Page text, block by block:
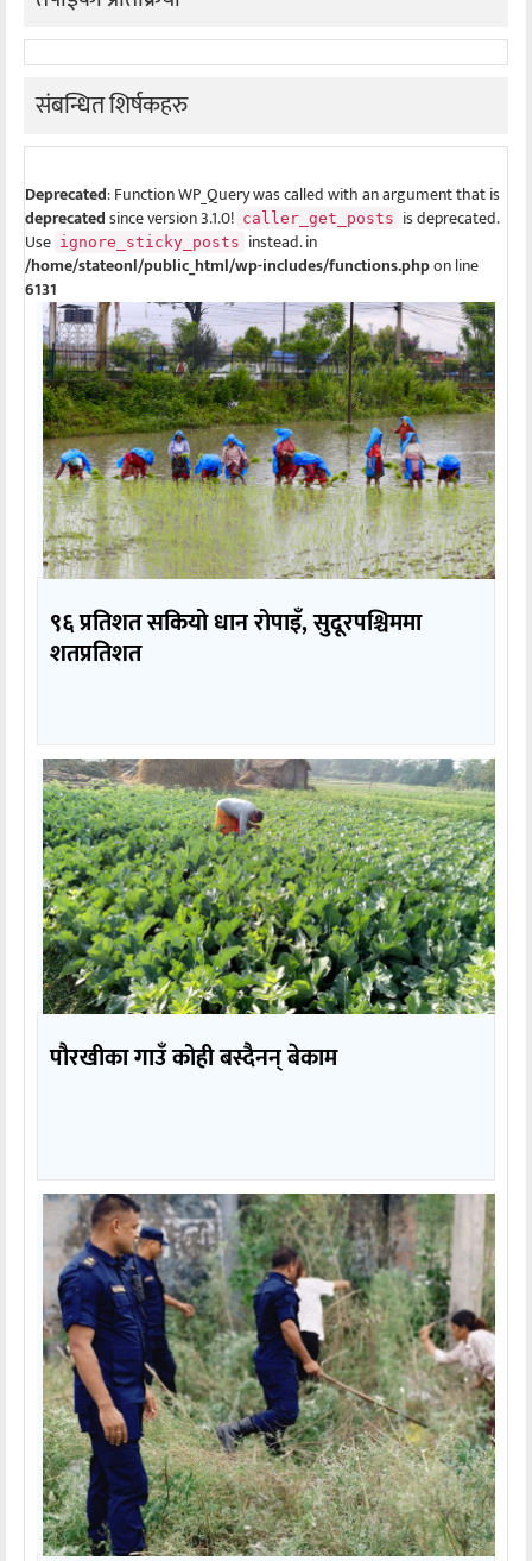
संबन्धित शिर्षकहरु
Deprecated: Function WP_Query was called with an argument that is
deprecatedsince version 3.1.0! caller_get_posts is deprecated.
Use ignore_sticky_posts instead. in
/home/stateonl/public_html/wp-includes/functions.phpon line
6131
९६ प्रतिशत सकियो धान रोपाइँ, सुदूरपश्चिममा
शतप्रतिशत
पौरखीका गाउँ कोही बस्दैनन् बेकाम